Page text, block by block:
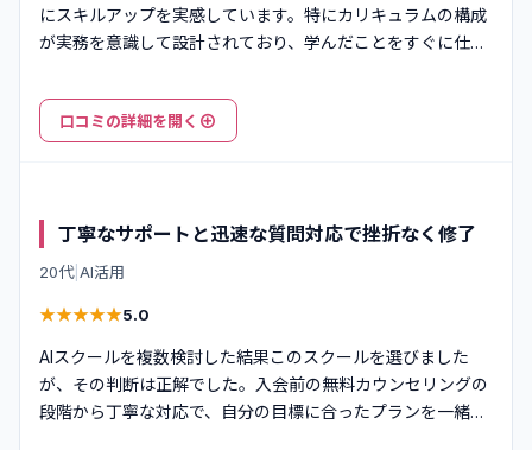
にスキルアップを実感しています。特にカリキュラムの構成
が実務を意識して設計されており、学んだことをすぐに仕事
活躍されている方が多く、教科書的な知識だけでなく、実際
のプロジェクトで直面する課題や解決策についても具体的に
口コミの詳細を開く ⊕
丁寧なサポートと迅速な質問対応で挫折なく修了
20代| AI活用
★
★★
★★
★★
★★
★5.0
AIスクールを複数検討した結果このスクールを選びました
が、その判断は正解でした。入会前の無料カウンセリングの
段階から丁寧な対応で、自分の目標に合ったプランを一緒に